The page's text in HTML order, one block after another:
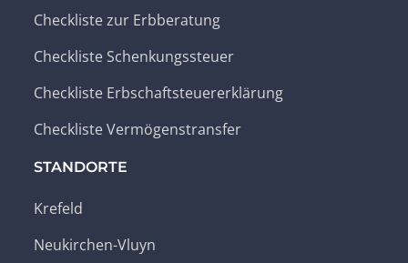
Checkliste zur Erbberatung
Checkliste Schenkungssteuer
Checkliste Erbschaftsteuererklärung
Checkliste Vermögenstransfer
STANDORTE
Krefeld
Neukirchen-Vluyn